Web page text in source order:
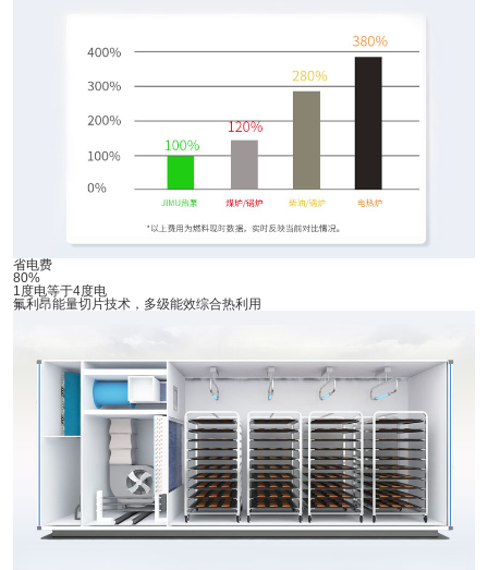
省电费
80%
1度电等于4度电
氟利昂能量切片技术，多级能效综合热利用